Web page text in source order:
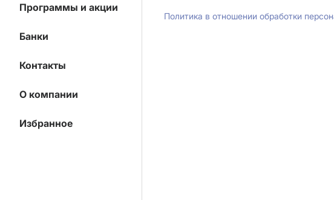
Программы и акции
Банки
Контакты
О компании
Избранное
Политика в отношении обработки